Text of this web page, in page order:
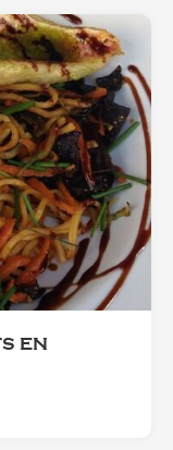
EN